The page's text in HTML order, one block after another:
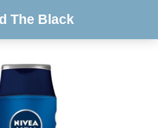
The Black